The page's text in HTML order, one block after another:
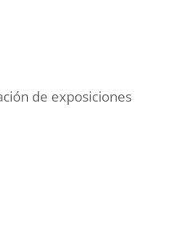
de exposiciones